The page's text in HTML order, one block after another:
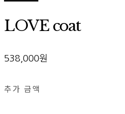
LOVE coat
538,000원
추가 금액